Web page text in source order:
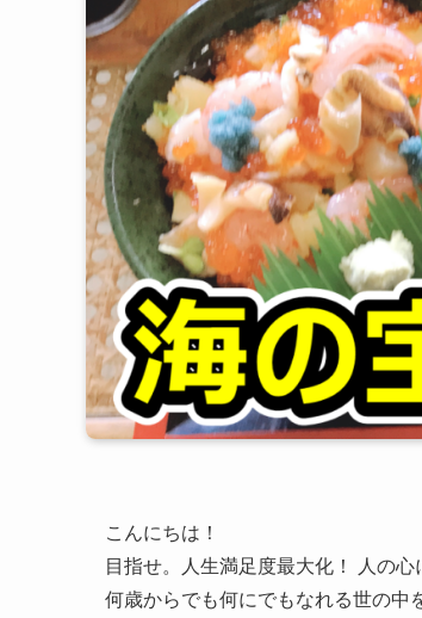
こんにちは！
目指せ。人生満足度最大化！ 人の心
何歳からでも何にでもなれる世の